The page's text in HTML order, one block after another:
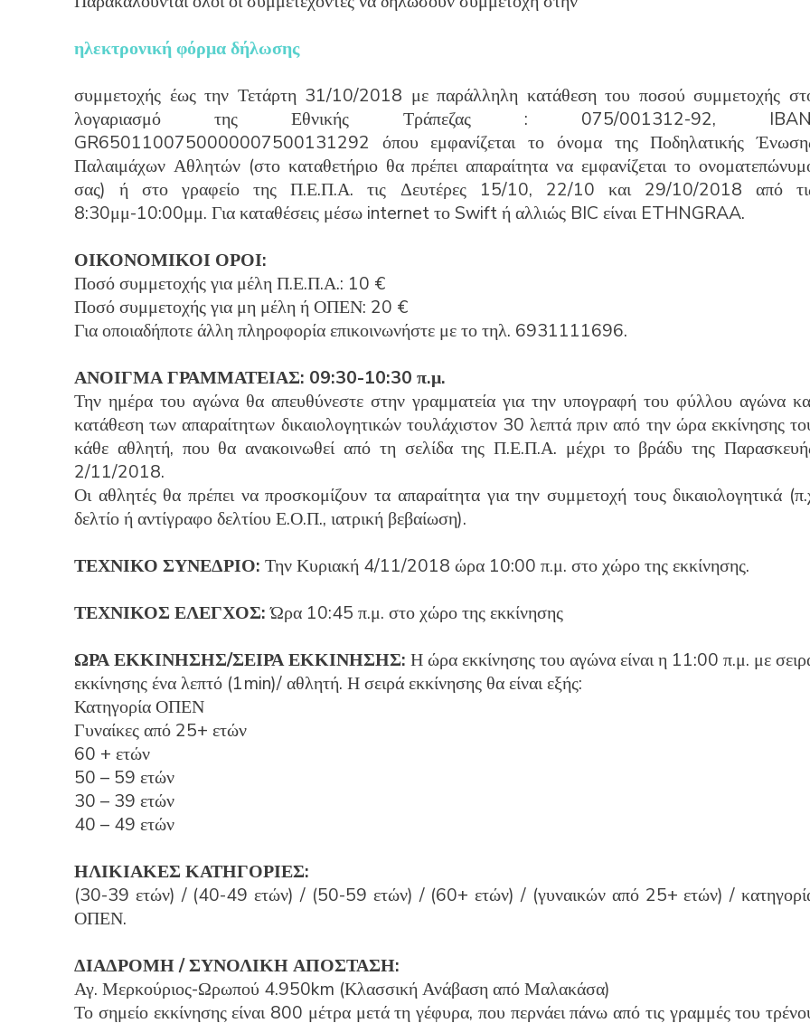
ηλεκτρονική φόρμα δήλωσης
συμμετοχής έως την Τετάρτη 31/10/2018 με παράλληλη κατάθεση του ποσού συμμετοχής
λογαριασμό της Εθνικής Τράπεζας : 075/001312-92,
GR6501100750000007500131292 όπου εμφανίζεται το όνομα της Ποδηλατικής
Παλαιμάχων Αθλητών (στο καταθετήριο θα πρέπει απαραίτητα να εμφανίζεται το
σας) ή στο γραφείο της Π.Ε.Π.Α. τις Δευτέρες 15/10, 22/10 και 29/10/2018 από
8:30μμ-10:00μμ. Για καταθέσεις μέσω internet το Swift ή αλλιώς BIC είναι ETHNGRAA.
ΟΙΚΟΝΟΜΙΚΟΙ ΟΡΟΙ:
Ποσό συμμετοχής για μέλη Π.Ε.Π.Α.: 10 €
Ποσό συμμετοχής για μη μέλη ή ΟΠΕΝ: 20 €
Για οποιαδήποτε άλλη πληροφορία επικοινωνήστε με το τηλ. 6931111696.
ΑΝΟΙΓΜΑ ΓΡΑΜΜΑΤΕΙΑΣ: 09:30-10:30 π.μ.
Την ημέρα του αγώνα θα απευθύνεστε στην γραμματεία για την υπογραφή του φύλλου αγώνα
κατάθεση των απαραίτητων δικαιολογητικών τουλάχιστον 30 λεπτά πριν από την ώρα εκκίνησης
κάθε αθλητή, που θα ανακοινωθεί από τη σελίδα της Π.Ε.Π.Α. μέχρι το βράδυ της
2/11/2018.
Οι αθλητές θα πρέπει να προσκομίζουν τα απαραίτητα για την συμμετοχή τους δικαιολογητικά
δελτίο ή αντίγραφο δελτίου Ε.Ο.Π., ιατρική βεβαίωση).
ΤΕΧΝΙΚΟ ΣΥΝΕΔΡΙΟ: Την Κυριακή 4/11/2018 ώρα 10:00 π.μ. στο χώρο της εκκίνησης.
ΤΕΧΝΙΚΟΣ ΕΛΕΓΧΟΣ:Ώρα 10:45 π.μ. στο χώρο της εκκίνησης
ΩΡΑ ΕΚΚΙΝΗΣΗΣ/ΣΕΙΡΑ ΕΚΚΙΝΗΣΗΣ: Η ώρα εκκίνησης του αγώνα είναι η 11:00 π.μ. με
εκκίνησης ένα λεπτό (1min)/ αθλητή. Η σειρά εκκίνησης θα είναι εξής:
Κατηγορία ΟΠΕΝ
Γυναίκες από 25+ ετών
60 + ετών
50 – 59 ετών
30 – 39 ετών
40 – 49 ετών
ΗΛΙΚΙΑΚΕΣ ΚΑΤΗΓΟΡΙΕΣ:
(30-39 ετών) / (40-49 ετών) / (50-59 ετών) / (60+ ετών) / (γυναικών από 25+ ετών) /
ΟΠΕΝ.
ΔΙΑΔΡΟΜΗ / ΣΥΝΟΛΙΚΗ ΑΠΟΣΤΑΣΗ:
Αγ. Μερκούριος-Ωρωπού 4.950km (Κλασσική Ανάβαση από Μαλακάσα)
Το σημείο εκκίνησης είναι 800 μέτρα μετά τη γέφυρα, που περνάει πάνω από τις γραμμές του